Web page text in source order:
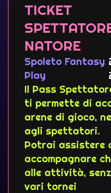
TICKET
NATORE
Spoleto Fantasy
Play
Il Pass
ti permette di
arene di gioco,
agli spettatori.
Potrai assistere
accompagnare
alle attività,
vari tornei